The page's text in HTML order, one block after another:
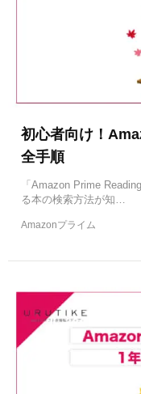
初心者向け！
全手順
「Amazon Prime
る本の検索方法が知…
Amazonプライム